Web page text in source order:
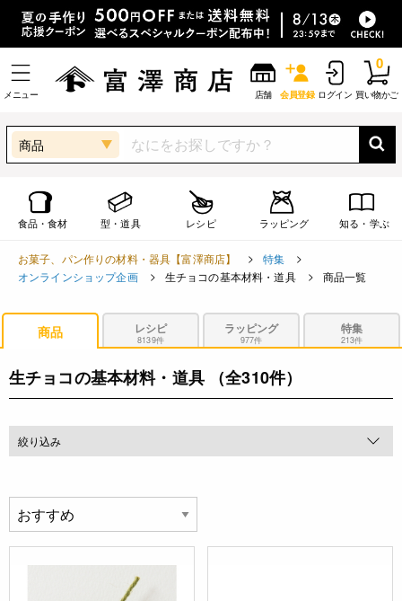
メニュー 店舗 会員登録 ログイン 買い物かご
0
商品
食品・食材 型・道具 レシピ ラッピング 知る・学ぶ
お菓子、パン作りの材料・器具【富澤商店】
特集
オンラインショップ企画
生チョコの基本材料・道具 商品一覧
商品 レシピ
8139件
ラッピング
977件
特集
213件
生チョコの基本材料・道具 （全310件）
絞り込み